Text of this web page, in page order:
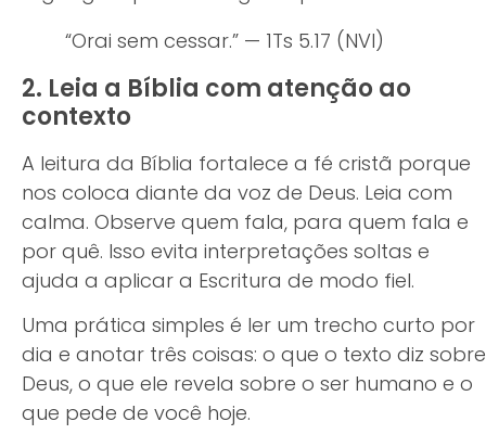
“Orai sem cessar.” — 1Ts 5.17 (NVI)
2. Leia a Bíblia com atenção ao
contexto
A leitura da Bíblia fortalece a fé cristã porque
nos coloca diante da voz de Deus. Leia com
calma. Observe quem fala, para quem fala e
por quê. Isso evita interpretações soltas e
ajuda a aplicar a Escritura de modo fiel.
Uma prática simples é ler um trecho curto por
dia e anotar três coisas: o que o texto diz sobre
Deus, o que ele revela sobre o ser humano e o
que pede de você hoje.